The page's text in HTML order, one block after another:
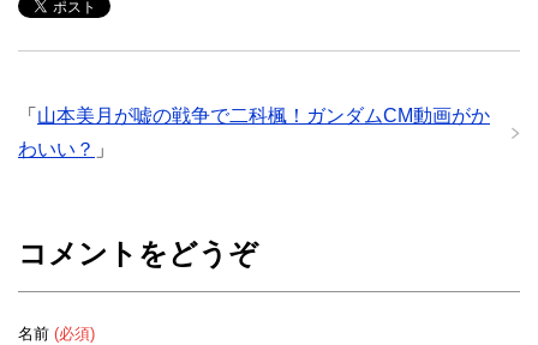
「恋の中」！
「 山本美月が嘘の戦争で二科楓！ガンダムCM動画がか
わいい？ 」
コメントをどうぞ
名前 (必須)